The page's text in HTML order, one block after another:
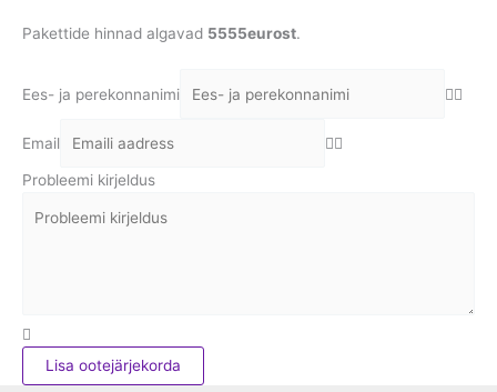
Pakettide hinnad algavad 5555eurost.
Ees- ja perekonnanimi
Email
Probleemi kirjeldus
Lisa ootejärjekorda